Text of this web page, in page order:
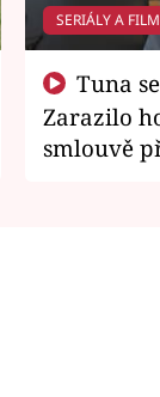
SERIÁLY A
Zarazilo
smlouvě